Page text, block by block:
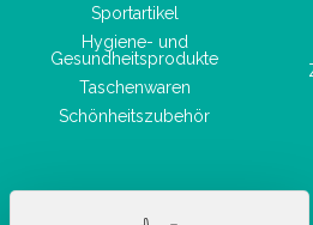
Sportartikel
Hygiene- und
Gesundheitsprodukte
Taschenwaren
Schönheitszubehör